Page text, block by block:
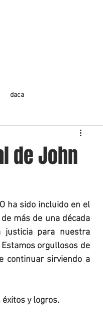
daca
de John
ha sido incluido en el
más de una década
para nuestra
orgullosos de
continuar sirviendo a
y logros.